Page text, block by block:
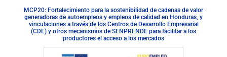
MCP20: Fortalecimiento para la sostenibilidad de cadenas de valor
generadoras de autoempleos y empleos de calidad en Honduras, y
vinculaciones a través de los Centros de Desarrollo Empresarial
(CDE) y otros mecanismos de SENPRENDE para facilitar a los
productores el acceso a los mercados
Descargar documento